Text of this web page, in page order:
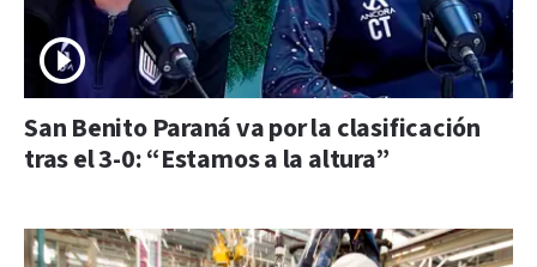
San Benito Paraná va por la clasificación
tras el 3-0: “Estamos a la altura”